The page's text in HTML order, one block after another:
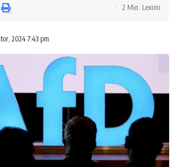
2024 7:43 pm
2 Min. Leximi